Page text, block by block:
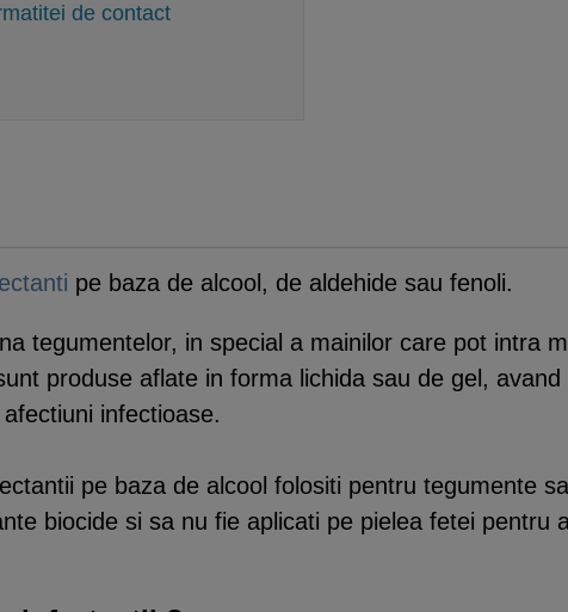
de contact
pe baza de alcool, de aldehide sau fenoli.
tegumentelor, in special a mainilor care pot intra
produse aflate in forma lichida sau de gel,
infectioase.
pe baza de alcool folositi pentru tegumente
biocide si sa nu fie aplicati pe pielea fetei pentru